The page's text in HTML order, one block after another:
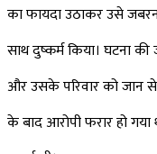
का फायदा उठाकर उसे
साथ दुष्कर्म किया। घटना
और उसके परिवार को जान से
के बाद आरोपी फरार हो गया